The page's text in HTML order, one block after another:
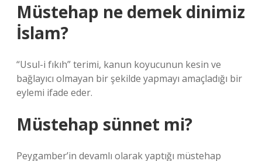
Müstehap ne demek dinimiz
İslam?
“Usul-i fıkıh” terimi, kanun koyucunun kesin ve
bağlayıcı olmayan bir şekilde yapmayı amaçladığı bir
eylemi ifade eder.
Müstehap sünnet mi?
Peygamber’in devamlı olarak yaptığı müstehap